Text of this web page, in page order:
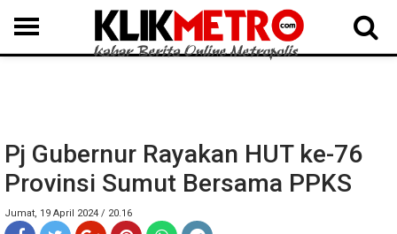
MEDAN LANGKAT DAIRI SAMOSIR TAPUT BATUBARA DELISERDANG
Pj Gubernur Rayakan HUT ke-76
Provinsi Sumut Bersama PPKS
Jumat, 19 April 2024 / 20.16